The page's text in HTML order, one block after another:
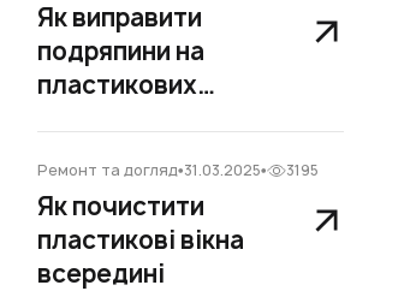
Як виправити
подряпини на
пластикових
Ремонт та догляд 31.03.2025 3195
Як почистити
пластикові вікна
всередині